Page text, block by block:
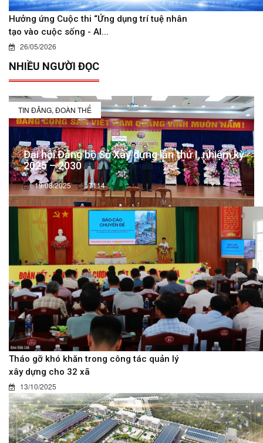
Hưởng ứng Cuộc thi “Ứng dụng trí tuệ nhân
tạo vào cuộc sống - AI...
26/05/2026
NHIỀU NGƯỜI ĐỌC
TIN ĐẢNG, ĐOÀN THỂ
Đại hội Đảng bộ Sở Xây dựng lần thứ I, nhiệm kỳ
2025 – 2030
19/08/2025 7114
Tháo gỡ khó khăn trong công tác quản lý
xây dựng cho 32 xã
13/10/2025